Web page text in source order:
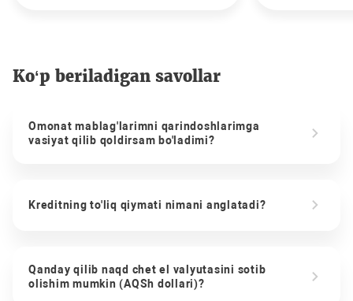
Ko‘p beriladigan savollar
Omonat mablag'larimni qarindoshlarimga
vasiyat qilib qoldirsam bo'ladimi?
Kreditning to'liq qiymati nimani anglatadi?
Qanday qilib naqd chet el valyutasini sotib
olishim mumkin (AQSh dollari)?